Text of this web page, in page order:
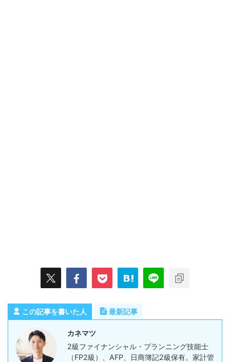
この記事を書いた人 最新記事
カネマツ
2級ファイナンシャル・プランニング技能士
（FP2級）、AFP、日商簿記2級保有。家計管